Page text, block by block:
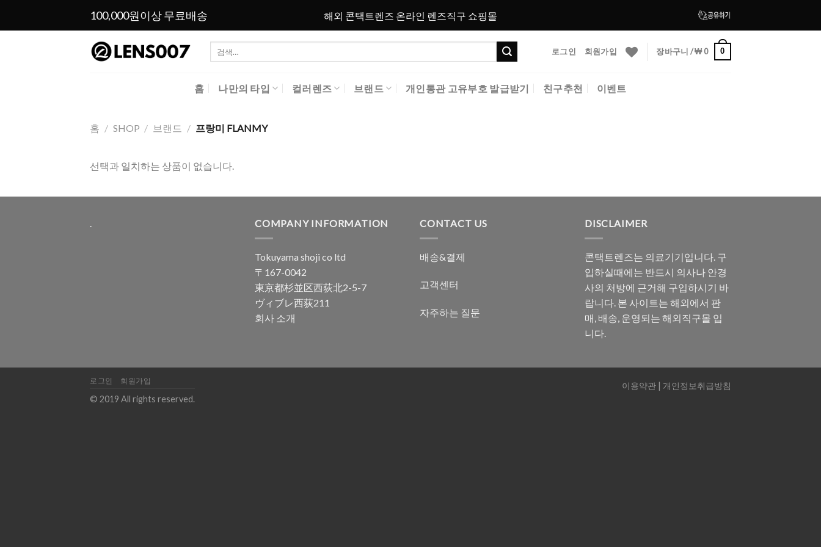
100,000원이상 무료배송 해외 콘택트렌즈 온라인 렌즈직구 쇼핑몰
색:
로그인 회원가입 장바구니 /₩0 0
홈 나만의 타입 컬러렌즈 브랜드 개인통관 고유부호 발급받기 친구추천 이벤트
홈 / SHOP / 브랜드 / 프랑미 FLANMY
선택과 일치하는 상품이 없습니다.
. COMPANY INFORMATION
Tokuyama shoji co ltd
〒167-0042
東京都杉並区西荻北2-5-7
ヴィブレ西荻211
회사 소개
CONTACT US
배송&결제
고객센터
자주하는 질문
DISCLAIMER
콘택트렌즈는 의료기기입니다. 구
입하실때에는 반드시 의사나 안경
사의 처방에 근거해 구입하시기 바
랍니다. 본 사이트는 해외에서 판
매, 배송, 운영되는 해외직구몰 입
니다.
이용약관 | 개인정보취급방침
로그인 회원가입
© 2019 All rights reserved.